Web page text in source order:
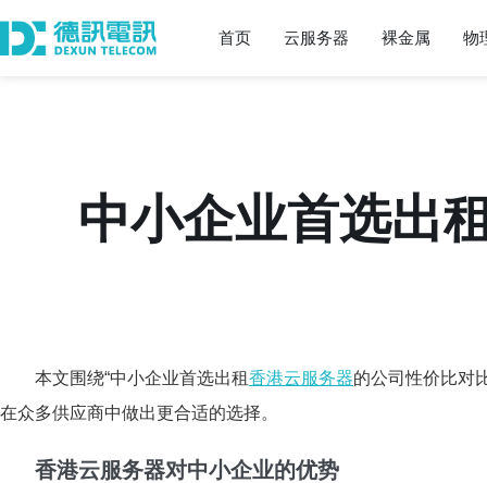
首页 云服务器 裸金属 物
中小企业首选出
本文围绕“中小企业首选出租香港云服务器的公司性价比对
在众多供应商中做出更合适的选择。
香港云服务器对中小企业的优势